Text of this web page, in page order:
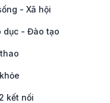
- Xã hội
dục - Đào tạo
kết nối